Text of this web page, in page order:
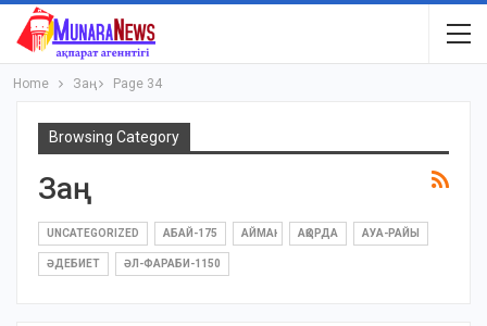
Home Заң Page 34
Browsing Category
Заң
UNCATEGORIZED АБАЙ-175 АЙМАҚ АҚОРДА АУА-РАЙЫ
ӘДЕБИЕТ ӘЛ-ФАРАБИ-1150